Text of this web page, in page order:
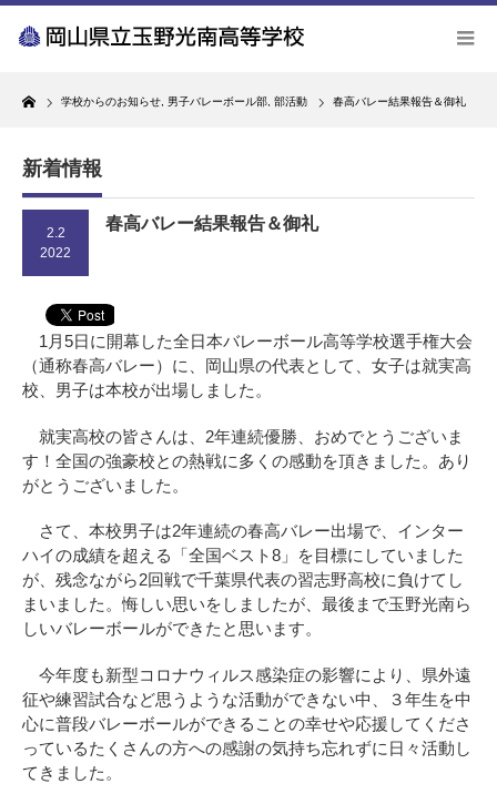
Home
学校からのお知らせ 男子バレーボール部 部活動 春高バレー結果報告＆御礼
新着情報
2.2
2022
春高バレー結果報告＆御礼
1月5日に開幕した全日本バレーボール高等学校選手権大会
（通称春高バレー）に、岡山県の代表として、女子は就実高
校、男子は本校が出場しました。
就実高校の皆さんは、2年連続優勝、おめでとうございま
す！全国の強豪校との熱戦に多くの感動を頂きました。あり
がとうございました。
さて、本校男子は2年連続の春高バレー出場で、インター
ハイの成績を超える「全国ベスト8」を目標にしていました
が、残念ながら2回戦で千葉県代表の習志野高校に負けてし
まいました。悔しい思いをしましたが、最後まで玉野光南ら
しいバレーボールができたと思います。
今年度も新型コロナウィルス感染症の影響により、県外遠
征や練習試合など思うような活動ができない中、３年生を中
心に普段バレーボールができることの幸せや応援してくださ
っているたくさんの方への感謝の気持ち忘れずに日々活動し
てきました。